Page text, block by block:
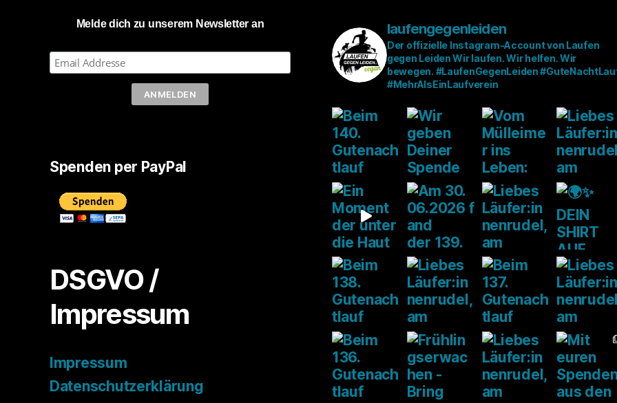
Melde dich zu unserem Newsletter an
Spenden per PayPal
DSGVO /
Impressum
Impressum
Datenschutzerklärung
laufengegenleiden
Der offizielle Instagram-Account von Laufen
gegen LeidenWir laufen. Wir helfen. Wir
bewegen. #LaufenGegenLeiden
#MehrAlsEinLaufverein